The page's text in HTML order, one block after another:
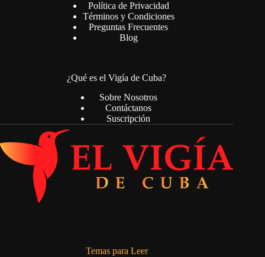
Política de Privacidad
Términos y Condiciones
Preguntas Frecuentes
Blog
¿Qué es el Vigía de Cuba?
Sobre Nosotros
Contáctanos
Suscripción
Temas para Leer